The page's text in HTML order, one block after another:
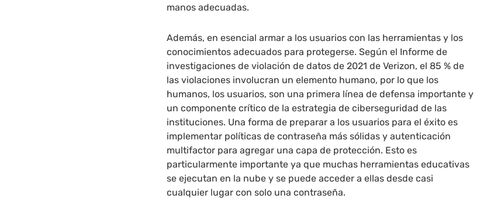
manos adecuadas.
Además, en esencial armar a los usuarios con las herramientas y los
conocimientos adecuados para protegerse. Según el Informe de
investigaciones de violación de datos de 2021 de Verizon, el 85 % de
las violaciones involucran un elemento humano, por lo que los
humanos, los usuarios, son una primera línea de defensa importante y
un componente crítico de la estrategia de ciberseguridad de las
instituciones. Una forma de preparar a los usuarios para el éxito es
implementar políticas de contraseña más sólidas y autenticación
multifactor para agregar una capa de protección. Esto es
particularmente importante ya que muchas herramientas educativas
se ejecutan en la nube y se puede acceder a ellas desde casi
cualquier lugar con solo una contraseña.